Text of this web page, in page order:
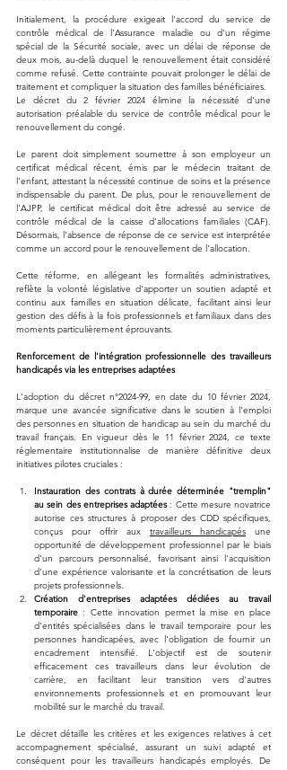
Initialement, la procédure exigeait l'accord du service de
contrôle médical de l'Assurance maladie ou d'un régime
spécial de la Sécurité sociale, avec un délai de réponse de
deux mois, au-delà duquel le renouvellement était considéré
comme refusé. Cette contrainte pouvait prolonger le délai de
traitement et compliquer la situation des familles bénéficiaires.
Le décret du 2 février 2024 élimine la nécessité d'une
autorisation préalable du service de contrôle médical pour le
renouvellement du congé.
Le parent doit simplement soumettre à son employeur un
certificat médical récent, émis par le médecin traitant de
l'enfant, attestant la nécessité continue de soins et la présence
indispensable du parent. De plus, pour le renouvellement de
l'AJPP, le certificat médical doit être adressé au service de
contrôle médical de la caisse d'allocations familiales (CAF).
Désormais, l'absence de réponse de ce service est interprétée
comme un accord pour le renouvellement de l'allocation.
Cette réforme, en allégeant les formalités administratives,
reflète la volonté législative d'apporter un soutien adapté et
continu aux familles en situation délicate, facilitant ainsi leur
gestion des défis à la fois professionnels et familiaux dans des
moments particulièrement éprouvants.
Renforcement de l'intégration professionnelle des travailleurs
handicapés via les entreprises adaptées
L'adoption du décret n°2024-99, en date du 10 février 2024,
marque une avancée significative dans le soutien à l'emploi
des personnes en situation de handicap au sein du marché du
travail français. En vigueur dès le 11 février 2024, ce texte
réglementaire institutionnalise de manière définitive deux
initiatives pilotes cruciales :
Instauration des contrats à durée déterminée "tremplin"
au sein des entreprises adaptées : Cette mesure novatrice
autorise ces structures à proposer des CDD spécifiques,
conçus pour offrir aux travailleurs handicapés une
opportunité de développement professionnel par le biais
d'un parcours personnalisé, favorisant ainsi l'acquisition
d'une expérience valorisante et la concrétisation de leurs
projets professionnels.
Création d'entreprises adaptées dédiées au travail
temporaire : Cette innovation permet la mise en place
d'entités spécialisées dans le travail temporaire pour les
personnes handicapées, avec l'obligation de fournir un
encadrement intensifié. L'objectif est de soutenir
efficacement ces travailleurs dans leur évolution de
carrière, en facilitant leur transition vers d'autres
environnements professionnels et en promouvant leur
mobilité sur le marché du travail.
Le décret détaille les critères et les exigences relatives à cet
accompagnement spécialisé, assurant un suivi adapté et
conséquent pour les travailleurs handicapés employés. De